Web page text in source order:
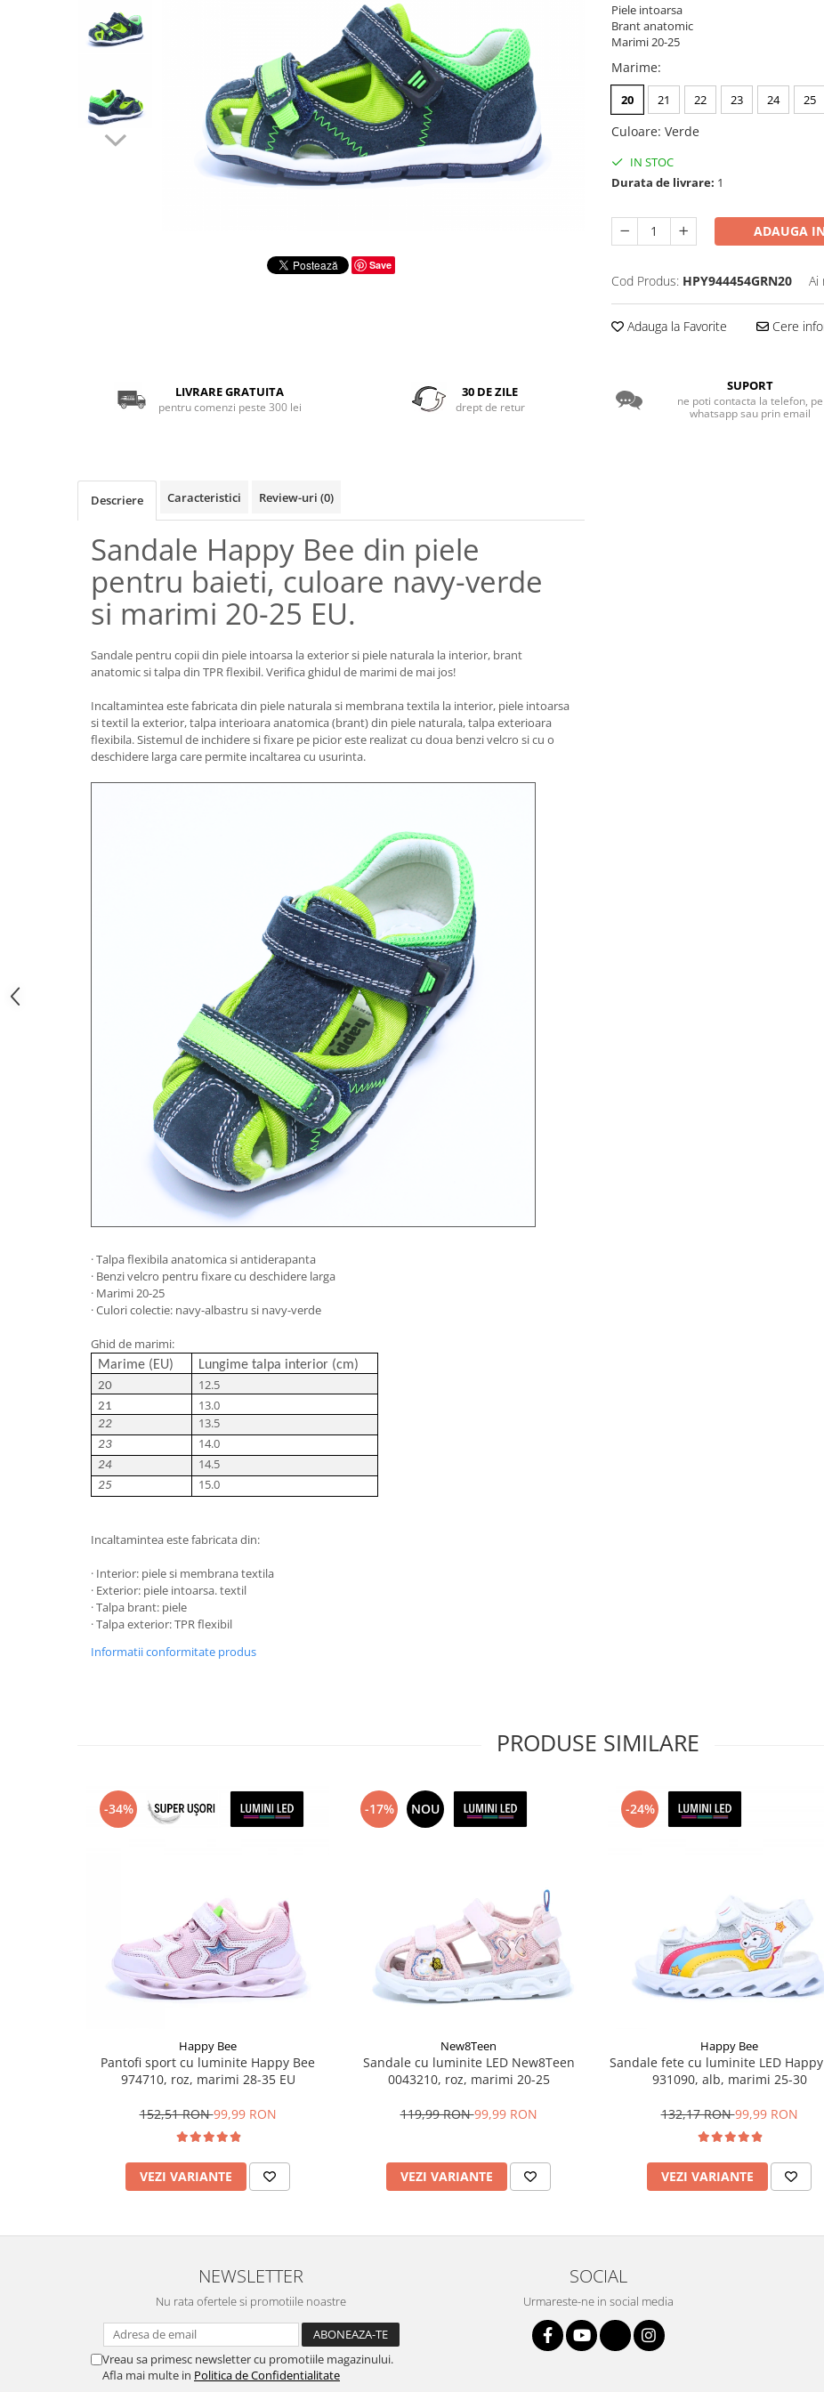
Save
Piele intoarsa
Brant anatomic
Marimi 20-25
Marime:
20 21 22 23 24 25
Culoare: Verde
IN STOC
Durata de livrare: 1
ADAUGA
Cod Produs: HPY944454GRN20 Ai
Adauga la Favorite Cere
LIVRARE GRATUITA
pentru comenzi peste 300 lei
30 DE ZILE
drept de retur
SUPORT
ne poti contacta la telefon, pe
whatsapp sau prin email
Descriere Caracteristici Review-uri (0)
Sandale Happy Bee din piele
pentru baieti, culoare navy-verde
si marimi 20-25 EU.
Sandale pentru copii din piele intoarsa la exterior si piele naturala la interior, brant
anatomic si talpa din TPR flexibil. Verifica ghidul de marimi de mai jos!
Incaltamintea este fabricata din piele naturala si membrana textila la interior, piele intoarsa
si textil la exterior, talpa interioara anatomica (brant) din piele naturala, talpa exterioara
flexibila. Sistemul de inchidere si fixare pe picior este realizat cu doua benzi velcro si cu o
deschidere larga care permite incaltarea cu usurinta.
· Talpa flexibila anatomica si antiderapanta
· Benzi velcro pentru fixare cu deschidere larga
· Marimi 20-25
· Culori colectie: navy-albastru si navy-verde
Ghid de marimi:
Marime (EU) Lungime talpa interior (cm)
20 12.5
21 13.0
22 13.5
23 14.0
24 14.5
25 15.0
Incaltamintea este fabricata din:
· Interior: piele si membrana textila
· Exterior: piele intoarsa. textil
· Talpa brant: piele
· Talpa exterior: TPR flexibil
Informatii conformitate produs
PRODUSE SIMILARE
-34%
Happy Bee
Pantofi sport cu luminite Happy Bee
974710, roz, marimi 28-35 EU
152,51 RON99,99 RON
VEZI VARIANTE
-17% NOU
New8Teen
Sandale cu luminite LED New8Teen
0043210, roz, marimi 20-25
119,99 RON99,99 RON
VEZI VARIANTE
-24%
Happy Bee
Sandale fete cu luminite LED
931090, alb, marimi 25-30
132,17 RON99,99 RON
VEZI VARIANTE
NEWSLETTER
Nu rata ofertele si promotiile noastre
Vreau sa primesc newsletter cu promotiile magazinului.
Afla mai multe in Politica de Confidentialitate
SOCIAL
Urmareste-ne in social media